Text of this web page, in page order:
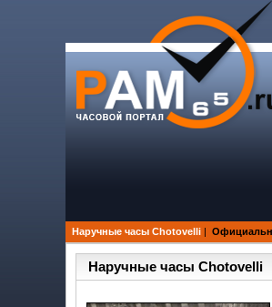
Наручные часы Chotovelli |
Наручные часы Chotovelli